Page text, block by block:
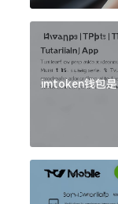
imtoken钱包是